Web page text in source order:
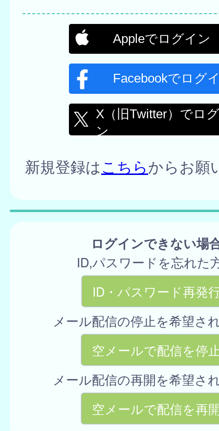
Appleでログイン
Facebookでログ
X（旧Twitter）でロ
ン
新規登録はこちらからお願
ログインできない場
ID,パスワードを忘れた
ID・パスワード再発
メール配信の停止を希望さ
空メールで配信を停
メール配信の再開を希望さ
空メールで配信を再